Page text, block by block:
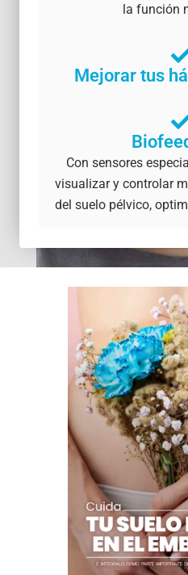
la función
Mejorar tus
Con sensores
visualizar y controlar
del suelo pélvico,